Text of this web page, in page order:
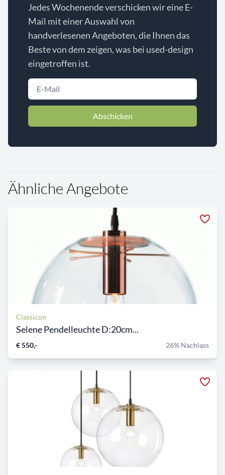
Jedes Wochenende verschicken wir eine E-
Mail mit einer Auswahl von
handverlesenen Angeboten, die Ihnen das
Beste von dem zeigen, was bei used-design
eingetroffen ist.
Abschicken
Ähnliche Angebote
Classicon
Selene Pendelleuchte D:20cm...
€ 550,- 26% Nachlass